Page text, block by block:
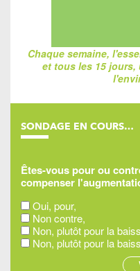
Chaque semaine,
et tous les 15
SONDAGE EN COURS…
Êtes-vous pour ou
compenser
Oui, pour,
Non contre,
Non, plutôt pour la
Non, plutôt pour la